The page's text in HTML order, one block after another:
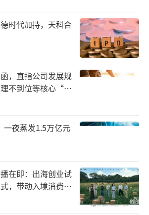
”的各式商品，从文创纪念
电子产品等，都成为来华游客
小商品市场、深圳华强北、广
中国制造特色市场正吸引越来
扫货。
港币钱包数据显示，港人北
数、金额同比去年“五一”假
新茶饮、新潮玩消费持续火
深和大湾区城市，天津、杭
的热门城市；港人北上也走得
齐哈尔、内蒙古呼伦贝尔等城
时代加持，天科合
，直指公司发展规
不到位等核心“痛
一夜蒸发1.5万亿元
在即：出海创业试
，带动入境消费反